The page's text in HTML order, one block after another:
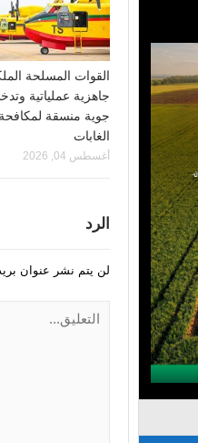
القوات المسلحة
جاهزية عملياتية
جوية منسقة
الغابات
أغسطس 04, 2026
الرد
لن يتم نشر عنوان